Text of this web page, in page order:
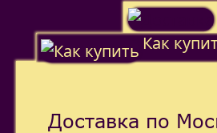
Как
Доставка по